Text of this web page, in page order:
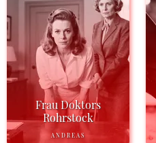
Frau Doktors
Rohrstock
ANDREAS